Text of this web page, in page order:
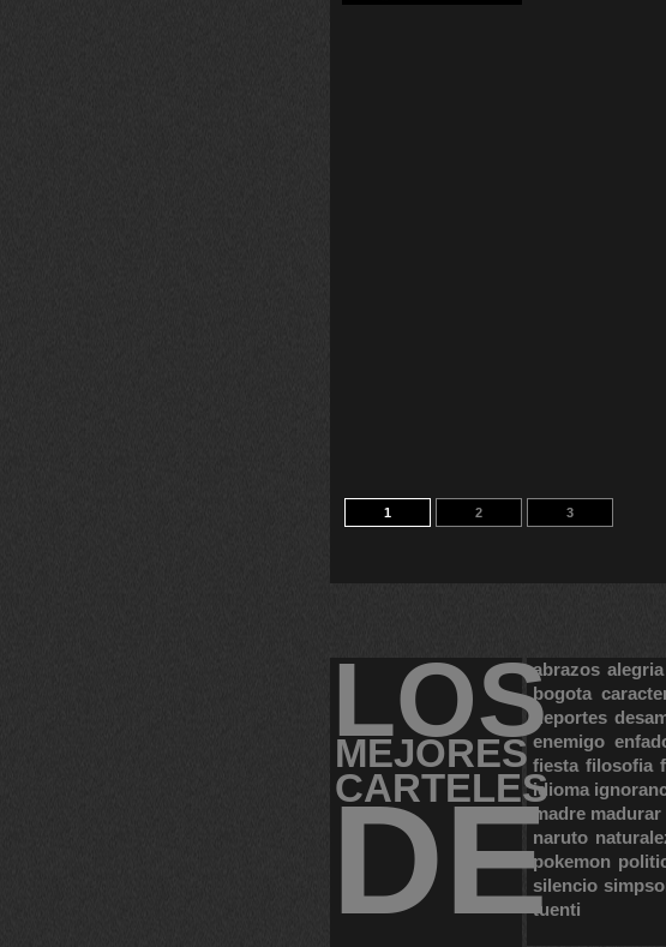
1 2 3
LOS
MEJORES
CARTELES
DE
abrazos alegria
bogota
deportes
enemigo
fiesta filosofia
idioma
madre madurar
naruto
pokemon
silencio
tuenti